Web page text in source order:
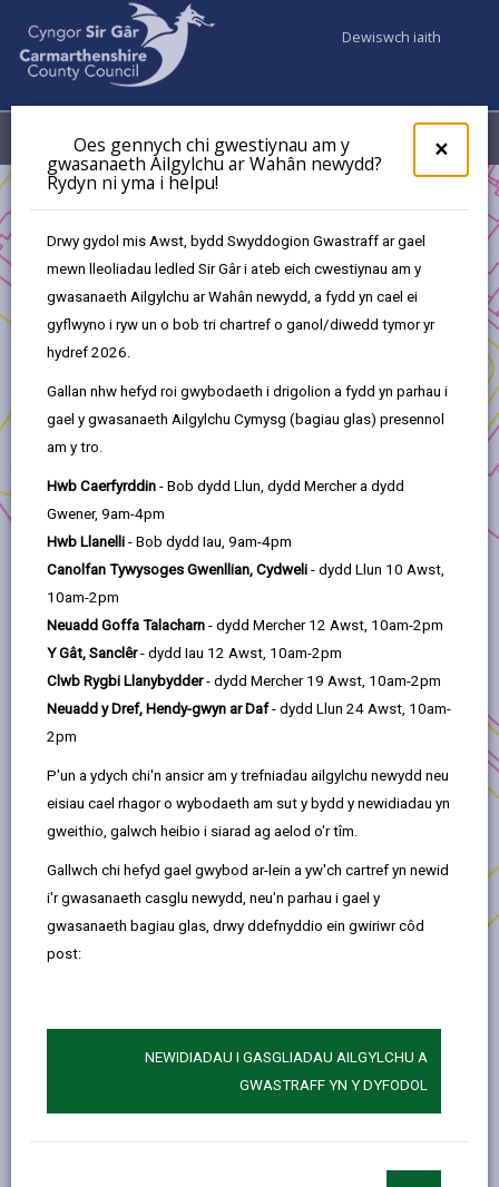
×
Oes gennych chi gwestiynau am y
gwasanaeth Ailgylchu ar Wahân newydd?
Rydyn ni yma i helpu!
Drwy gydol mis Awst, bydd Swyddogion Gwastraff ar gael
mewn lleoliadau ledled Sir Gâr i ateb eich cwestiynau am y
gwasanaeth Ailgylchu ar Wahân newydd, a fydd yn cael ei
gyflwyno i ryw un o bob tri chartref o ganol/diwedd tymor yr
hydref 2026.
Gallan nhw hefyd roi gwybodaeth i drigolion a fydd yn parhau i
gael y gwasanaeth Ailgylchu Cymysg (bagiau glas) presennol
am y tro.
Hwb Caerfyrddin - Bob dydd Llun, dydd Mercher a dydd
Gwener, 9am-4pm
Hwb Llanelli - Bob dydd Iau, 9am-4pm
Canolfan Tywysoges Gwenllian, Cydweli - dydd Llun 10 Awst,
10am-2pm
Neuadd Goffa Talacharn - dydd Mercher 12 Awst, 10am-2pm
Y Gât, Sanclêr- dydd Iau 12 Awst, 10am-2pm
Clwb Rygbi Llanybydder- dydd Mercher 19 Awst, 10am-2pm
Neuadd y Dref, Hendy-gwyn ar Daf- dydd Llun 24 Awst, 10am-
2pm
P'un a ydych chi'n ansicr am y trefniadau ailgylchu newydd neu
eisiau cael rhagor o wybodaeth am sut y bydd y newidiadau yn
gweithio, galwch heibio i siarad ag aelod o'r tîm.
Gallwch chi hefyd gael gwybod ar-lein a yw'ch cartref yn newid
i'r gwasanaeth casglu newydd, neu'n parhau i gael y
gwasanaeth bagiau glas, drwy ddefnyddio ein gwiriwr côd
post:
NEWIDIADAU I GASGLIADAU AILGYLCHU A
GWASTRAFF YN Y DYFODOL
Dewiswch iaith
Dewislen
Cronfa Ffyniant Gyffredin y DU - Cronfa Cymunedau
Cynaliadwy
Cronfa Ffyniant Gyffredin y DU - Prosiectau a Gymeradwywyd
Cymunedau Cynaliadwy
Cam 1 Prosiect Hwb Cymunedol Llwynhendy
Cam 1 Prosiect Hwb Cymunedol
Llwynhendy
Mewn ymateb i ymgynghori helaeth ac astudiaeth
ddichonoldeb, mae man chwarae newydd yn cael
ei ddatblygu ar y gofod hamdden sy'n amgylchynu
llyfrgell Llwynhendy. Bydd gwahanol eitemau
chwarae yn cael eu gosod, llwybrau troed yn cael
eu creu, a gwaith tirlunio cyffredinol yn cael ei
wneud yn yr ardal.
Mae'r prosiect wedi cael llawer o gefnogaeth gan
y gymuned a gwirfoddolodd pobl ifanc i blannu
dros 100 o goed.